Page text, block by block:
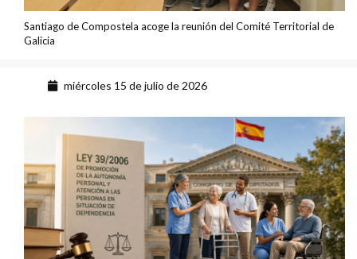
Santiago de Compostela acoge la reunión del Comité Territorial de
Galicia
miércoles 15 de julio de 2026